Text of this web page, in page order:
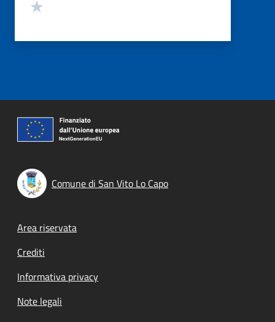
Comune di San Vito Lo Capo
Footer menu
Area riservata
Crediti
Informativa privacy
Note legali